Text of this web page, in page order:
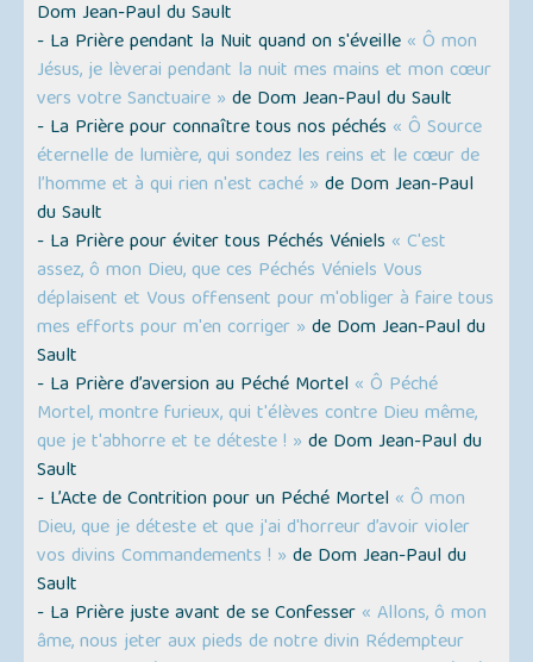
Dom Jean-Paul du Sault
- La Prière pendant la Nuit quand on s'éveille « Ô mon
Jésus, je lèverai pendant la nuit mes mains et mon cœur
vers votre Sanctuaire » de Dom Jean-Paul du Sault
- La Prière pour connaître tous nos péchés « Ô Source
éternelle de lumière, qui sondez les reins et le cœur de
l’homme et à qui rien n'est caché » de Dom Jean-Paul
du Sault
- La Prière pour éviter tous Péchés Véniels « C'est
assez, ô mon Dieu, que ces Péchés Véniels Vous
déplaisent et Vous offensent pour m'obliger à faire tous
mes efforts pour m'en corriger » de Dom Jean-Paul du
Sault
- La Prière d’aversion au Péché Mortel « Ô Péché
Mortel, montre furieux, qui t'élèves contre Dieu même,
que je t'abhorre et te déteste ! » de Dom Jean-Paul du
Sault
- L’Acte de Contrition pour un Péché Mortel « Ô mon
Dieu, que je déteste et que j'ai d'horreur d’avoir violer
vos divins Commandements ! » de Dom Jean-Paul du
Sault
- La Prière juste avant de se Confesser « Allons, ô mon
âme, nous jeter aux pieds de notre divin Rédempteur